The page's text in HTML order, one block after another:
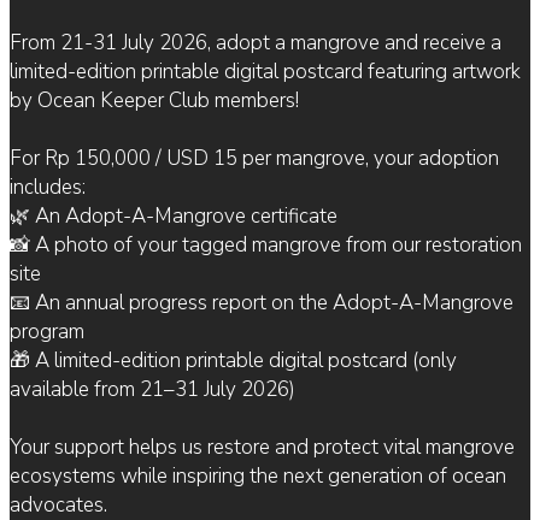
From 21-31 July 2026, adopt a mangrove and receive a
limited-edition printable digital postcard featuring artwork
by Ocean Keeper Club members!
For Rp 150,000 / USD 15 per mangrove, your adoption
includes:
🌿 An Adopt-A-Mangrove certificate
📸 A photo of your tagged mangrove from our restoration
site
📧 An annual progress report on the Adopt-A-Mangrove
program
🎁 A limited-edition printable digital postcard (only
available from 21–31 July 2026)
Your support helps us restore and protect vital mangrove
ecosystems while inspiring the next generation of ocean
advocates.